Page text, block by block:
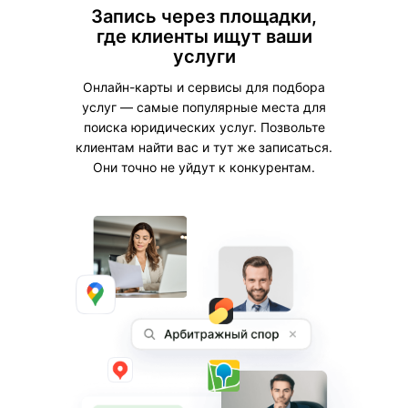
Знайте, какие услуги и сотрудники
самые популярные. Используйте
разрыва и планировать бюджет.
Помогут контролировать
состояние бизнеса
Расчет зарплат
YCLIENTS считает зарплаты на основе
заданных вами правил. Расчет будет
нескольких часов.
Запись через площадки,
где клиенты ищут ваши
услуги
Онлайн-карты и сервисы для подбора
услуг — самые популярные места для
поиска юридических услуг. Позвольте
клиентам найти вас и тут же записаться.
Они точно не уйдут к конкурентам.